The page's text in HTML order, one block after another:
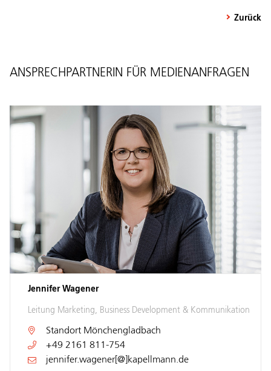
Zurück
ANSPRECHPARTNERIN FÜR MEDIENANFRAGEN
Jennifer Wagener
Leitung Marketing, Business Development & Kommunikation
Standort Mönchengladbach
+49 2161 811-754
jennifer.wagener[@]kapellmann.de